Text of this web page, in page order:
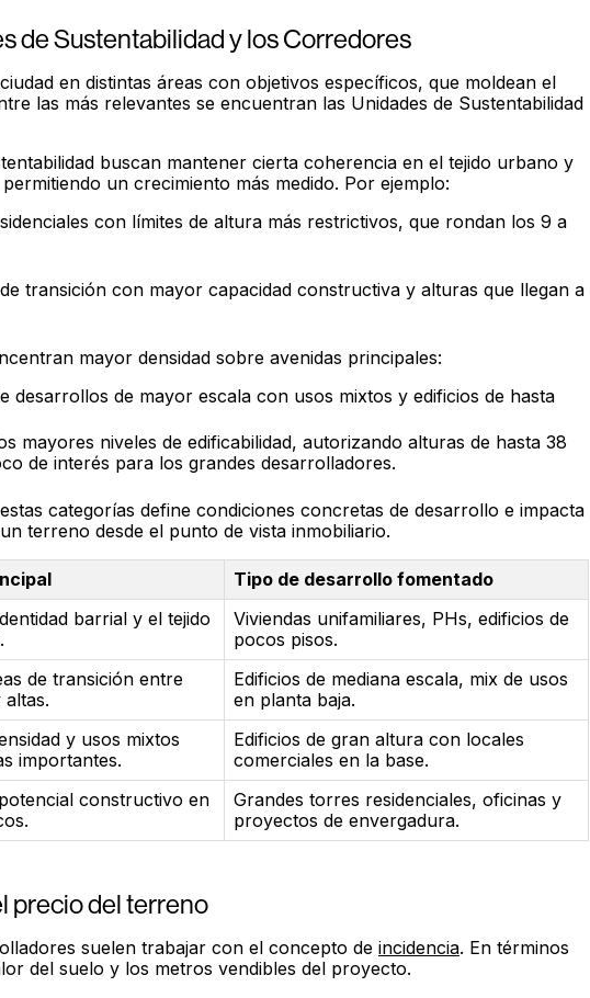
de Sustentabilidad y los Corredores
en distintas áreas con objetivos específicos, que moldean el
las más relevantes se encuentran las Unidades de Sustentabilidad
buscan mantener cierta coherencia en el tejido urbano y
un crecimiento más medido. Por ejemplo:
con límites de altura más restrictivos, que rondan los 9 a
transición con mayor capacidad constructiva y alturas que llegan a
mayor densidad sobre avenidas principales:
desarrollos de mayor escala con usos mixtos y edificios de hasta
mayores niveles de edificabilidad, autorizando alturas de hasta 38
de interés para los grandes desarrolladores.
categorías define condiciones concretas de desarrollo e impacta
terreno desde el punto de vista inmobiliario.
Tipo de desarrollo fomentado
barrial y el tejido
Viviendas unifamiliares, PHs, edificios de
pocos pisos.
de transición entre
altas.
Edificios de mediana escala, mix de usos
en planta baja.
y usos mixtos
importantes.
Edificios de gran altura con locales
comerciales en la base.
constructivo en
Grandes torres residenciales, oficinas y
proyectos de envergadura.
precio del terreno
suelen trabajar con el concepto de incidencia. En términos
del suelo y los metros vendibles del proyecto.